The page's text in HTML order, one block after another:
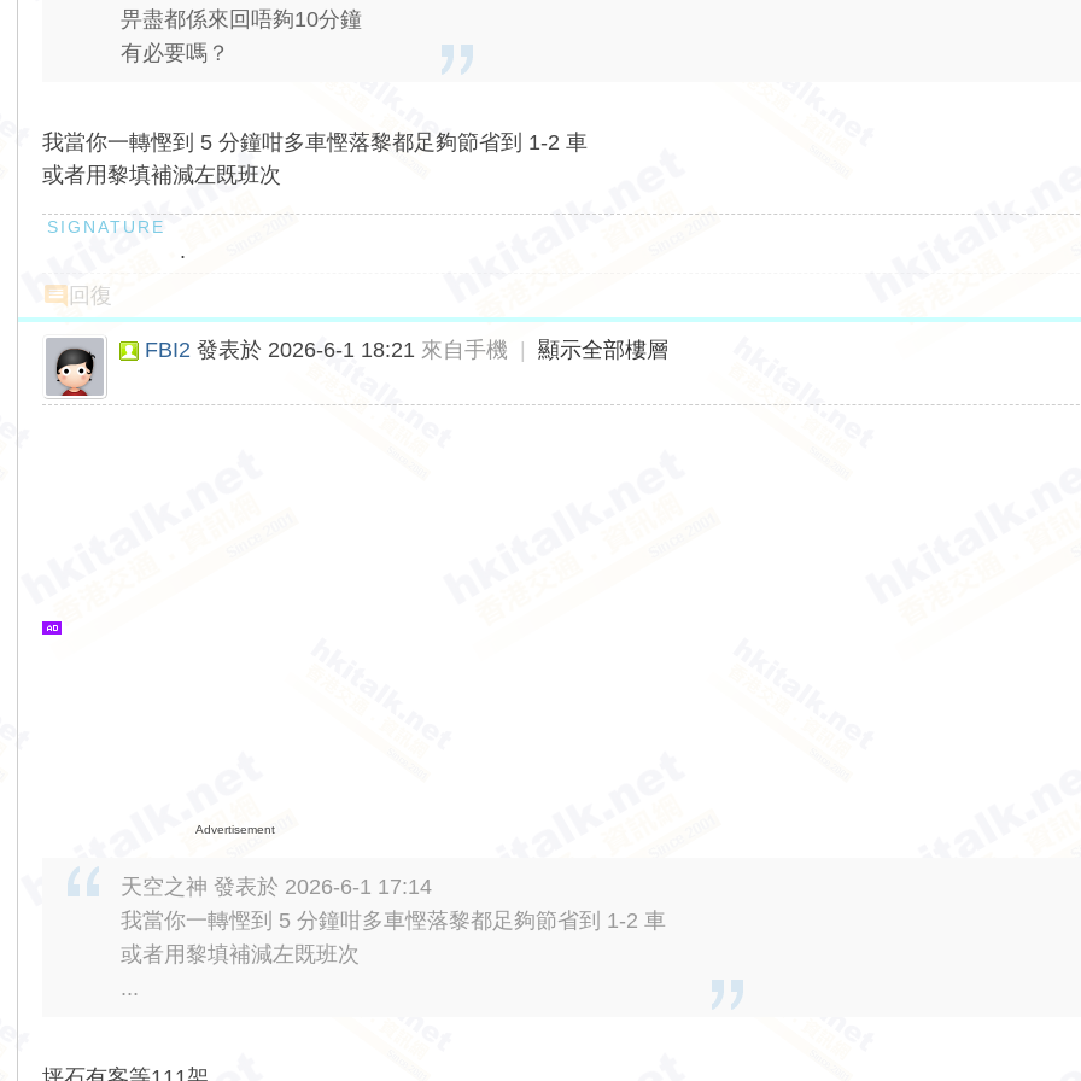
畀盡都係來回唔夠10分鐘
有必要嗎？
我當你一轉慳到 5 分鐘咁多車慳落黎都足夠節省到 1-2 車
或者用黎填補減左既班次
.
回復
FBI2 發表於 2026-6-1 18:21 來自手機 顯示全部樓層
Advertisement
天空之神 發表於 2026-6-1 17:14
我當你一轉慳到 5 分鐘咁多車慳落黎都足夠節省到 1-2 車
或者用黎填補減左既班次
...